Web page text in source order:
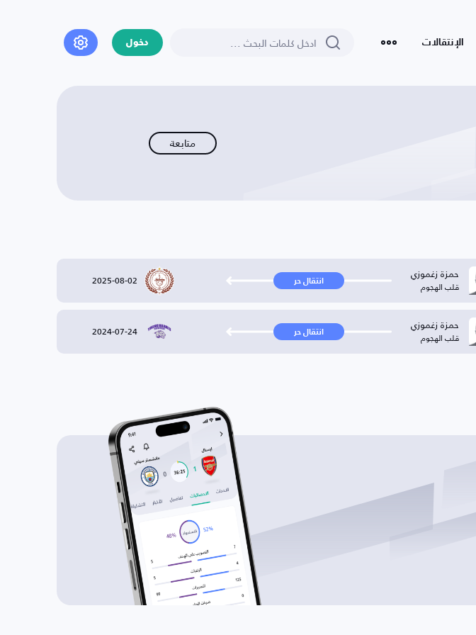
الإنتقالات دخول
متابعة
حمزة زغموزي
قلب الهجوم انتقال حر 2025-08-02
حمزة زغموزي
قلب الهجوم انتقال حر 2024-07-24